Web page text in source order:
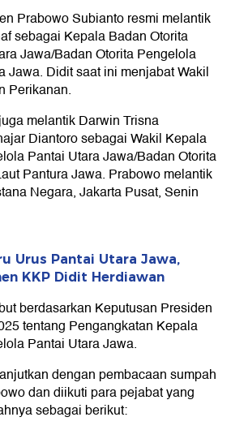
Prabowo Subianto resmi melantik
sebagai Kepala Badan Otorita
Jawa/Badan Otorita Pengelola
Jawa. Didit saat ini menjabat Wakil
Perikanan.
melantik Darwin Trisna
Diantoro sebagai Wakil Kepala
Pantai Utara Jawa/Badan Otorita
Pantura Jawa. Prabowo melantik
Negara, Jakarta Pusat, Senin
Urus Pantai Utara Jawa,
KKP Didit Herdiawan
berdasarkan Keputusan Presiden
tentang Pengangkatan Kepala
Pantai Utara Jawa.
dengan pembacaan sumpah
dan diikuti para pejabat yang
sebagai berikut: